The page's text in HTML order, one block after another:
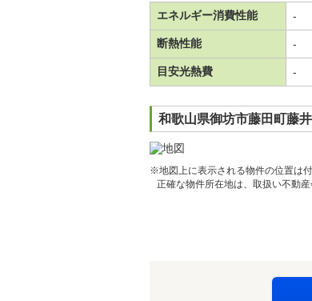
エネルギー消費性能 -
断熱性能 -
目安光熱費 -
和歌山県御坊市藤田町藤
※地図上に表示される物件の位置は
正確な物件所在地は、取扱い不動産